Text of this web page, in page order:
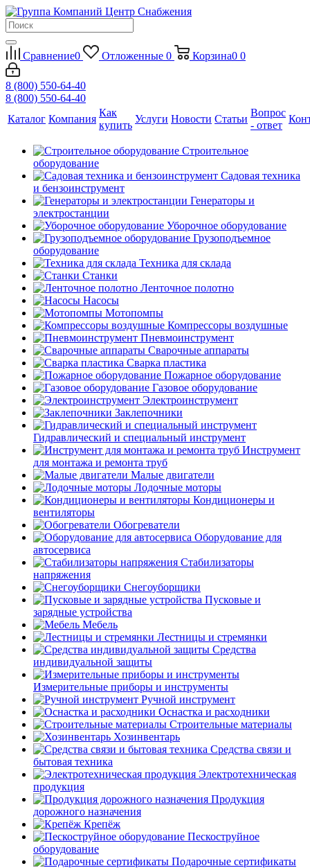
Сравнение0 Отложенные 0 Корзина0 0
8 (800) 550-64-40
8 (800) 550-64-40
Каталог Компания
Как
купить
Услуги Новости Статьи
Вопрос
- ответ
Строительное
оборудование
Садовая техника
и бензоинструмент
Генераторы и
электростанции
Уборочное оборудование
Грузоподъемное
оборудование
Техника для склада
Станки
Ленточное полотно
Насосы
Мотопомпы
Компрессоры воздушные
Пневмоинструмент
Сварочные аппараты
Сварка пластика
Пожарное оборудование
Газовое оборудование
Электроинструмент
Заклепочники
Гидравлический и специальный инструмент
Инструмент
для монтажа и ремонта труб
Малые двигатели
Лодочные моторы
Кондиционеры и
вентиляторы
Обогреватели
Оборудование для
автосервиса
Стабилизаторы
напряжения
Снегоуборщики
Пусковые и
зарядные устройства
Мебель
Лестницы и стремянки
Средства
индивидуальной защиты
Измерительные приборы и инструменты
Ручной инструмент
Оснастка и расходники
Строительные материалы
Хозинвентарь
Средства связи и
бытовая техника
Электротехническая
продукция
Продукция
дорожного назначения
Крепёж
Пескоструйное
оборудование
Подарочные сертификаты